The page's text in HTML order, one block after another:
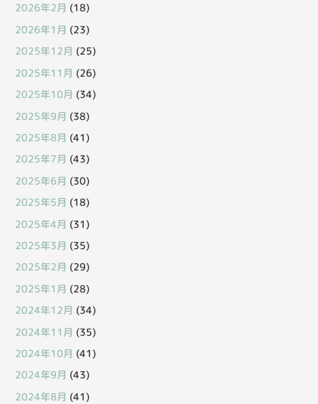
2026年2月 (18)
2026年1月 (23)
2025年12月 (25)
2025年11月 (26)
2025年10月 (34)
2025年9月 (38)
2025年8月 (41)
2025年7月 (43)
2025年6月 (30)
2025年5月 (18)
2025年4月 (31)
2025年3月 (35)
2025年2月 (29)
2025年1月 (28)
2024年12月 (34)
2024年11月 (35)
2024年10月 (41)
2024年9月 (43)
2024年8月 (41)